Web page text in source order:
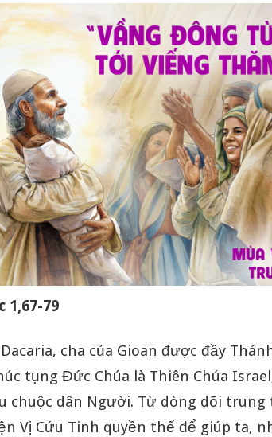
1,67-79
cha của Gioan được đầy
tụng Đức Chúa là Thiên Chúa
chuộc dân Người. Từ dòng dõi
Vị Cứu Tinh quyền thế để giúp ta,